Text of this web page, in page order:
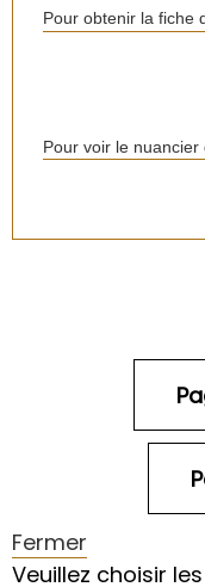
Pour obtenir la fiche
Pour voir le
Fermer
Veuillez choisir